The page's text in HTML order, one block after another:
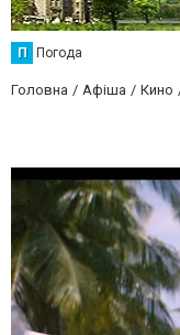
П Погода
Головна Афіша Кино